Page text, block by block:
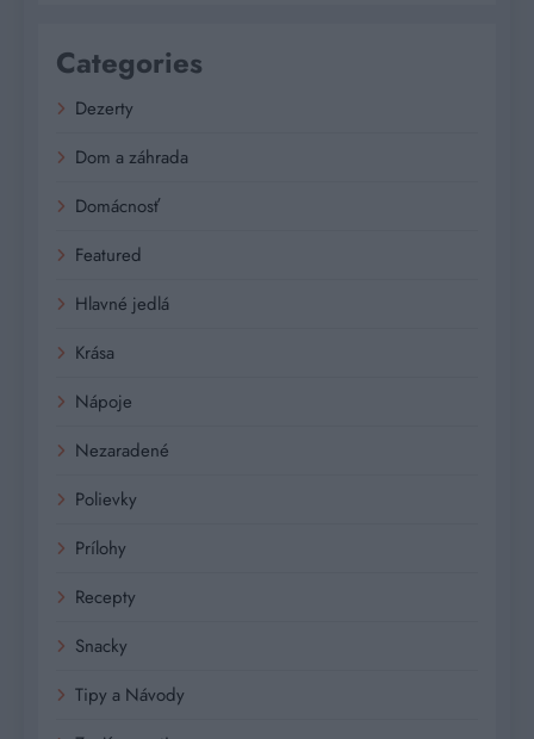
Categories
Dezerty
Dom a záhrada
Domácnosť
Featured
Hlavné jedlá
Krása
Nápoje
Nezaradené
Polievky
Prílohy
Recepty
Snacky
Tipy a Návody